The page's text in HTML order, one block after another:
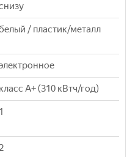
/ пластик/металл
класс A+ (310 кВтч/год)
1